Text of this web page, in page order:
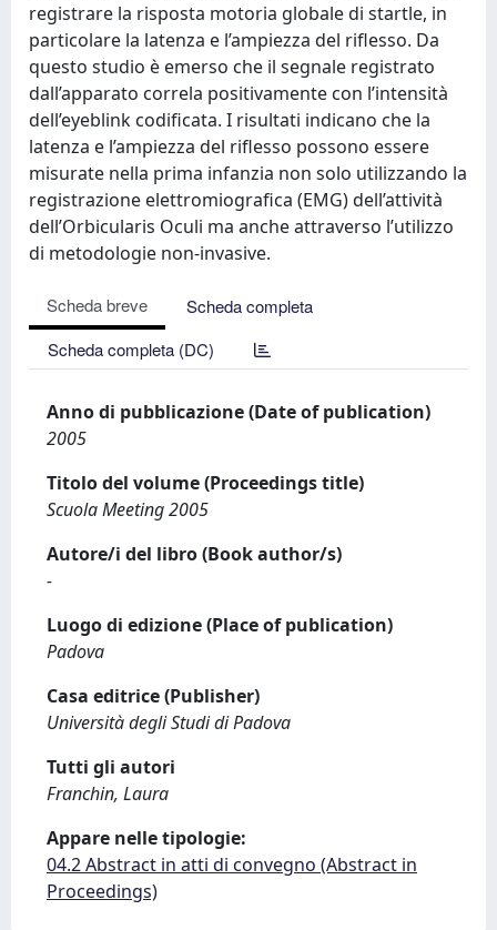
registrare la risposta motoria globale di startle, in
particolare la latenza e l’ampiezza del riflesso. Da
questo studio è emerso che il segnale registrato
dall’apparato correla positivamente con l’intensità
dell’eyeblink codificata. I risultati indicano che la
latenza e l’ampiezza del riflesso possono essere
misurate nella prima infanzia non solo utilizzando la
registrazione elettromiografica (EMG) dell’attività
dell’Orbicularis Oculi ma anche attraverso l’utilizzo
di metodologie non-invasive.
Scheda breve
Scheda completa
Scheda completa (DC)
Anno di pubblicazione (Date of publication)
2005
Titolo del volume (Proceedings title)
Scuola Meeting 2005
Autore/i del libro (Book author/s)
-
Luogo di edizione (Place of publication)
Padova
Casa editrice (Publisher)
Università degli Studi di Padova
Tutti gli autori
Franchin, Laura
Appare nelle tipologie:
04.2 Abstract in atti di convegno (Abstract in
Proceedings)